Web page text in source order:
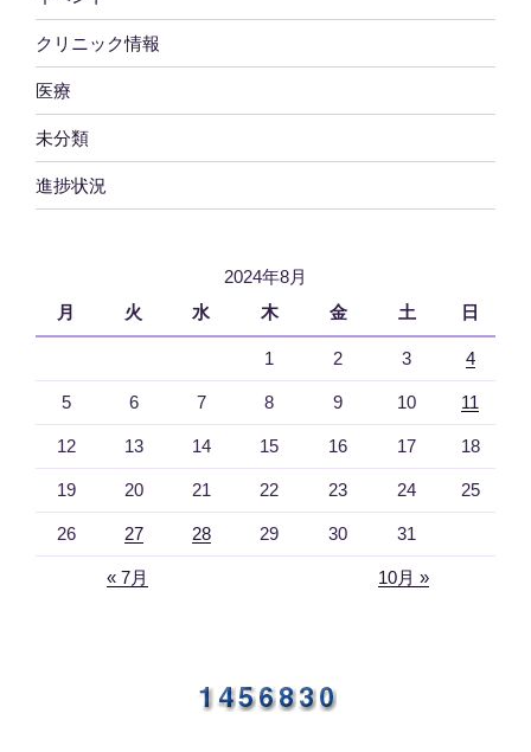
クリニック情報
医療
未分類
進捗状況
2024年8月
月
火 水 木 金 土 日
1 2 3 4
5 6 7 8 9 10 11
12 13 14 15 16 17 18
19 20 21 22 23 24 25
26 27 28 29 30 31
« 7月 10月 »